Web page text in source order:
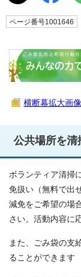
ページ番号1001646
横断幕拡大画
公共場所を清
ボランティア清掃
免扱い（無料で出
減免をご希望の場
さい。活動内容に
また、ごみ袋の支
ることができます